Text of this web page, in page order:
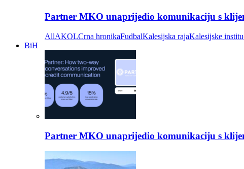
Partner MKO unaprijedio komunikaciju s
AllAKOLCrna hronikaFudbalKalesijska rajaKalesijske
BiH
Partner MKO unaprijedio komunikaciju s